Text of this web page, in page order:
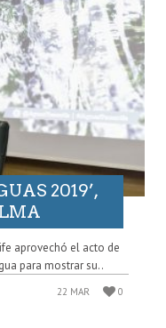
2019’,
aprovechó el acto de
para mostrar su..
22 MAR 0